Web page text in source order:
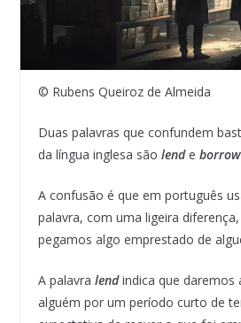
© Rubens Queiroz de Almeida
Duas palavras que confundem
da língua inglesa são lende borrow
A confusão é que em português
palavra, com uma ligeira
pegamos algo emprestado de
A palavra lendindica que daremos
alguém por um período curto de